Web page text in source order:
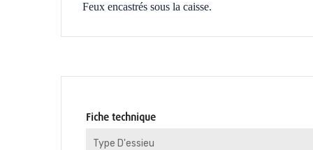
Feux encastrés sous la caisse.
Fiche technique
Type D'essieu